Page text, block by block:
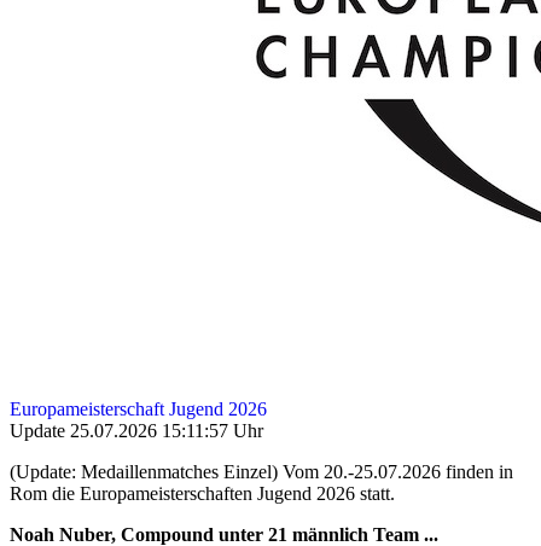
Europameisterschaft Jugend 2026
Update 25.07.2026 15:11:57 Uhr
(Update: Medaillenmatches Einzel) Vom 20.-25.07.2026 finden in
Rom die Europameisterschaften Jugend 2026 statt.
Noah Nuber, Compound unter 21 männlich Team ...